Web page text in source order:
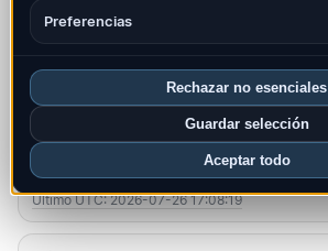
Preferencias
Rechazar no esenciales
Guardar selección
Aceptar todo
Resumen Mapa Recientes Gráficos
FAQ
Sismos este mes
0
Último UTC: 2026-07-26 17:08:19